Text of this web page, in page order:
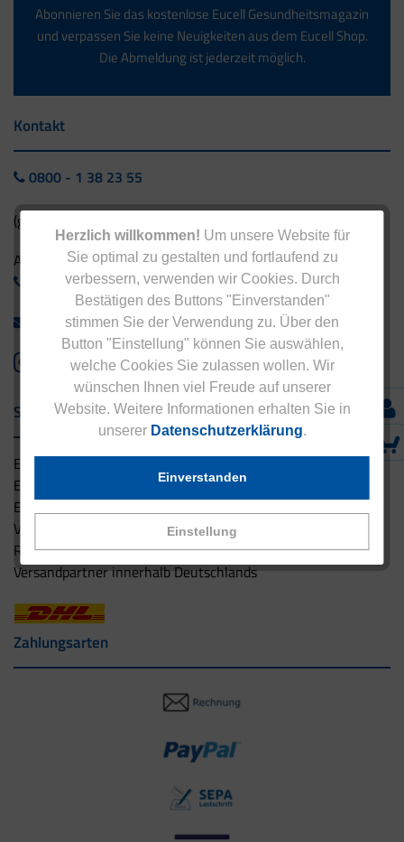
Herzlich willkommen! Um unsere Website für
Sie optimal zu gestalten und fortlaufend zu
verbessern, verwenden wir Cookies. Durch
Bestätigen des Buttons "Einverstanden"
stimmen Sie der Verwendung zu. Über den
Button "Einstellung" können Sie auswählen,
welche Cookies Sie zulassen wollen. Wir
wünschen Ihnen viel Freude auf unserer
Website. Weitere Informationen erhalten Sie in
unserer Datenschutzerklärung.
Einstellung
Einverstanden
Abonnieren Sie das kostenlose Eucell Gesundheitsmagazin
und verpassen Sie keine Neuigkeiten aus dem Eucell Shop.
Die Abmeldung ist jederzeit möglich.
Kontakt
0800 - 1 38 23 55
(gebührenfrei aus Deutschland)
Ausland:
+49 - 5042 940 660
info@eucell.de
Service & Versand
Eucell Gesundheitsservice
Eucell Ernährungscoach
Eucell Fitness Coach
Versandbedingungen
Rücksendung
Versandpartner innerhalb Deutschlands
Zahlungsarten